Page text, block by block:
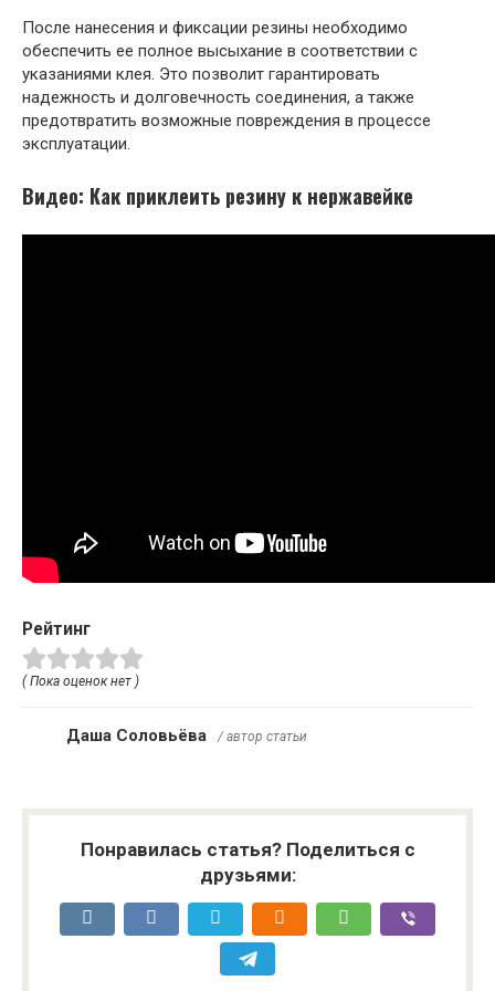
После нанесения и фиксации резины необходимо
обеспечить ее полное высыхание в соответствии с
указаниями клея. Это позволит гарантировать
надежность и долговечность соединения, а также
предотвратить возможные повреждения в процессе
эксплуатации.
Видео: Как приклеить резину к нержавейке
Рейтинг
( Пока оценок нет )
Даша Соловьёва / автор статьи
Понравилась статья? Поделиться с
друзьями: